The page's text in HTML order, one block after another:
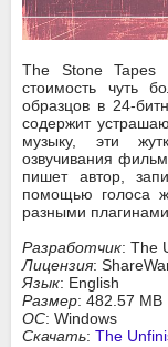
The Stone Tapes
стоимость чуть
образцов в 24-
содержит
музыку, эти
озвучивания
пишет автор,
помощью голоса
разными плагинами.
Разработчик: The
Лицензия:
Язык: English
Размер: 482.57 MB
ОС: Windows
Скачать: The